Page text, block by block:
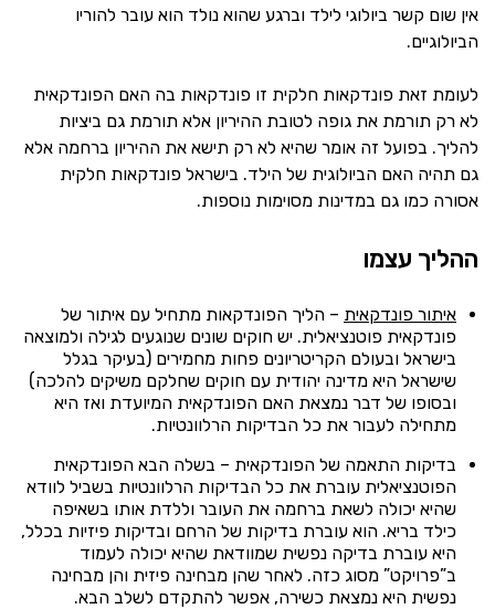
אין שום קשר ביולוגי לילד וברגע שהוא נולד הוא עובר להוריו
הביולוגיים.
לעומת זאת פונדקאות חלקית זו פונדקאות בה האם הפונדקאית
לא רק תורמת את גופה לטובת ההיריון אלא תורמת גם ביציות
להליך. בפועל זה אומר שהיא לא רק תישא את ההיריון ברחמה אלא
גם תהיה האם הביולוגית של הילד. בישראל פונדקאות חלקית
אסורה כמו גם במדינות מסוימות נוספות.
ההליך עצמו
איתור פונדקאית – הליך הפונדקאות מתחיל עם איתור של
פונדקאית פוטנציאלית. יש חוקים שונים שנוגעים לגילה ולמוצאה
בישראל ובעולם הקריטריונים פחות מחמירים (בעיקר בגלל
שישראל היא מדינה יהודית עם חוקים שחלקם משיקים להלכה)
ובסופו של דבר נמצאת האם הפונדקאית המיועדת ואז היא
מתחילה לעבור את כל הבדיקות הרלוונטיות.
בדיקות התאמה של הפונדקאית – בשלה הבא הפונדקאית
הפוטנציאלית עוברת את כל הבדיקות הרלוונטיות בשביל לוודא
שהיא יכולה לשאת ברחמה את העובר וללדת אותו בשאיפה
כילד בריא. הוא עוברת בדיקות של הרחם ובדיקות פיזיות בכלל,
היא עוברת בדיקה נפשית שמוודאת שהיא יכולה לעמוד
ב”פרויקט” מסוג כזה. לאחר שהן מבחינה פיזית והן מבחינה
נפשית היא נמצאת כשירה, אפשר להתקדם לשלב הבא.